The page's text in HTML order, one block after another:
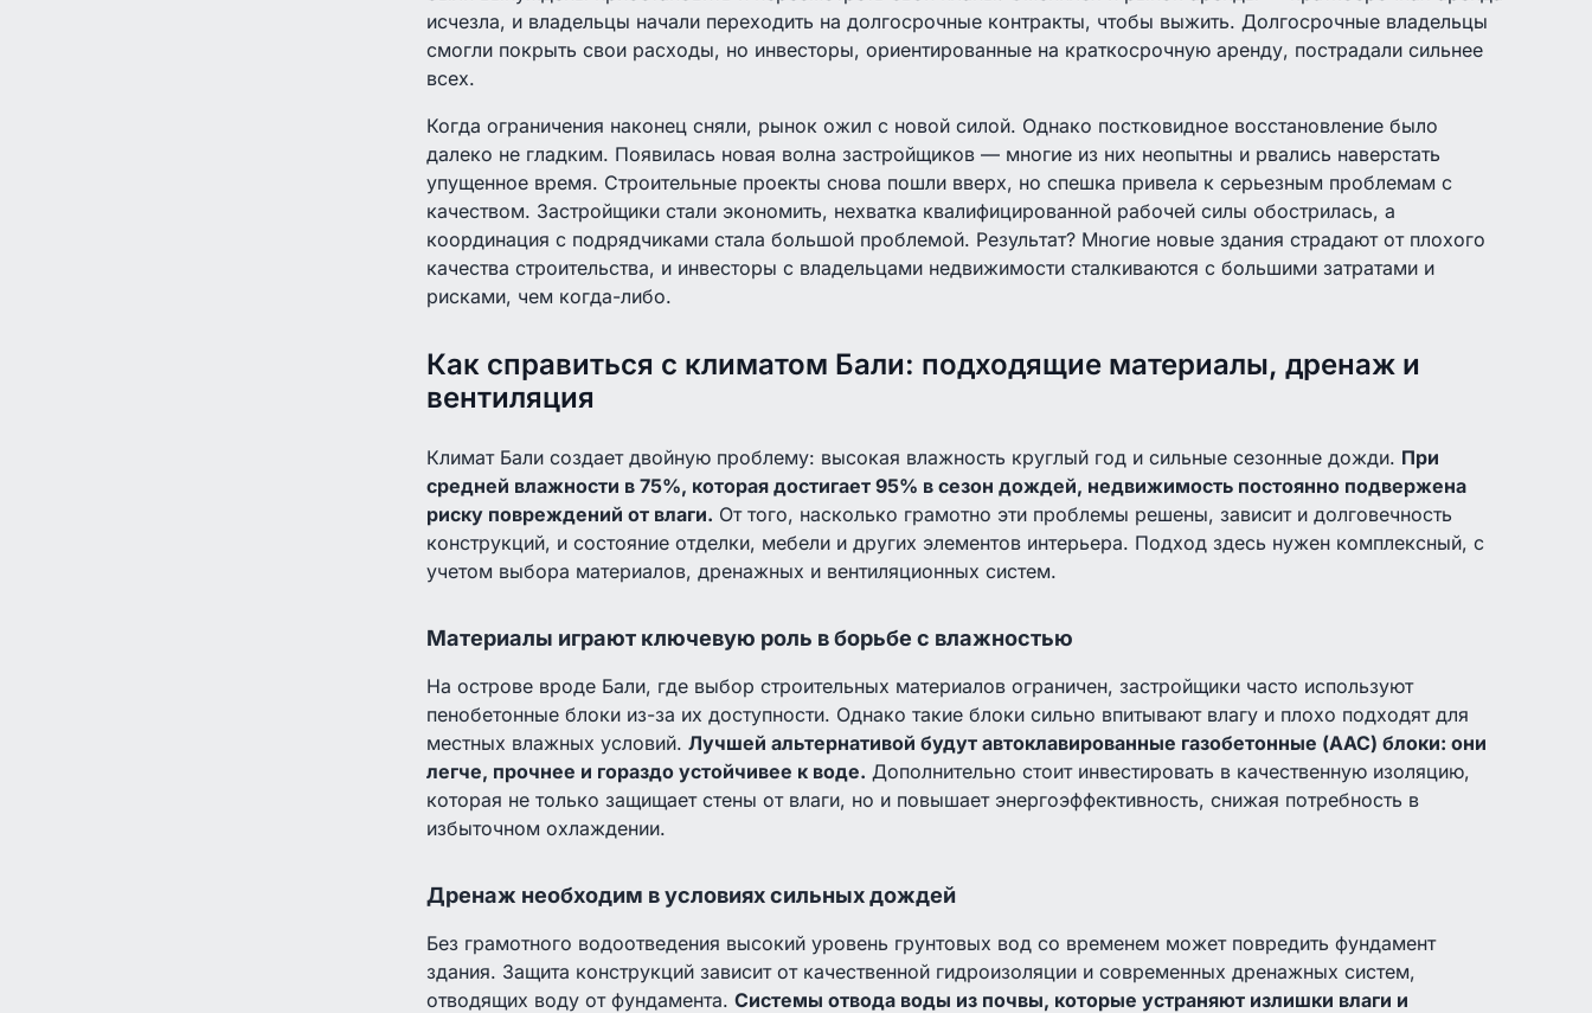
исчезла, и владельцы начали переходить на долгосрочные контракты, чтобы выжить. Долгосрочные владельцы
смогли покрыть свои расходы, но инвесторы, ориентированные на краткосрочную аренду, пострадали сильнее
всех.
Когда ограничения наконец сняли, рынок ожил с новой силой. Однако постковидное восстановление было
далеко не гладким. Появилась новая волна застройщиков — многие из них неопытны и рвались наверстать
упущенное время. Строительные проекты снова пошли вверх, но спешка привела к серьезным проблемам с
качеством. Застройщики стали экономить, нехватка квалифицированной рабочей силы обострилась, а
координация с подрядчиками стала большой проблемой. Результат? Многие новые здания страдают от плохого
качества строительства, и инвесторы с владельцами недвижимости сталкиваются с большими затратами и
рисками, чем когда-либо.
Как справиться с климатом Бали: подходящие материалы, дренаж и
вентиляция
Климат Бали создает двойную проблему: высокая влажность круглый год и сильные сезонные дожди. При
средней влажности в 75%, которая достигает 95% в сезон дождей, недвижимость постоянно подвержена
риску повреждений от влаги. От того, насколько грамотно эти проблемы решены, зависит и долговечность
конструкций, и состояние отделки, мебели и других элементов интерьера. Подход здесь нужен комплексный, с
учетом выбора материалов, дренажных и вентиляционных систем.
Материалы играют ключевую роль в борьбе с влажностью
На острове вроде Бали, где выбор строительных материалов ограничен, застройщики часто используют
пенобетонные блоки из-за их доступности. Однако такие блоки сильно впитывают влагу и плохо подходят для
местных влажных условий. Лучшей альтернативой будут автоклавированные газобетонные (AAC) блоки: они
легче, прочнее и гораздо устойчивее к воде. Дополнительно стоит инвестировать в качественную изоляцию,
которая не только защищает стены от влаги, но и повышает энергоэффективность, снижая потребность в
избыточном охлаждении.
Дренаж необходим в условиях сильных дождей
Без грамотного водоотведения высокий уровень грунтовых вод со временем может повредить фундамент
здания. Защита конструкций зависит от качественной гидроизоляции и современных дренажных систем,
отводящих воду от фундамента. Системы отвода воды из почвы, которые устраняют излишки влаги и